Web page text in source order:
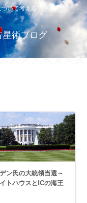
いて考える
星術ブログ
ン氏の大統領当選～
トハウスとICの海王